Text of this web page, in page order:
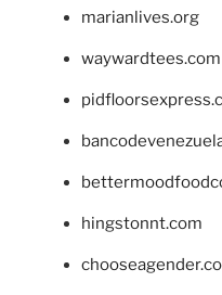
marianlives.org
waywardtees.com
hingstonnt.com